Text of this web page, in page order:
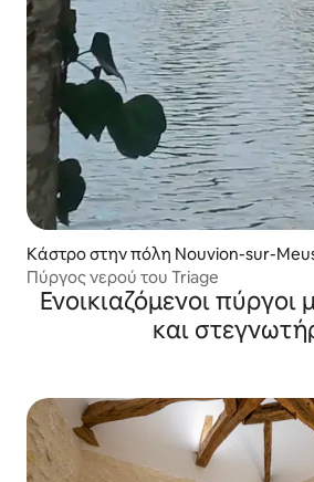
Κάστρο στην πόλη Nouvion-sur-
Πύργος νερού του Triage
Ενοικιαζόμενοι πύργοι
και